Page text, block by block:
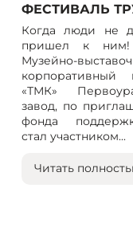
ФЕСТИВАЛЬ
Когда люди не
пришел к ним!
Музейно-
«ТМК»
завод, по
фонда
стал участником...
Читать